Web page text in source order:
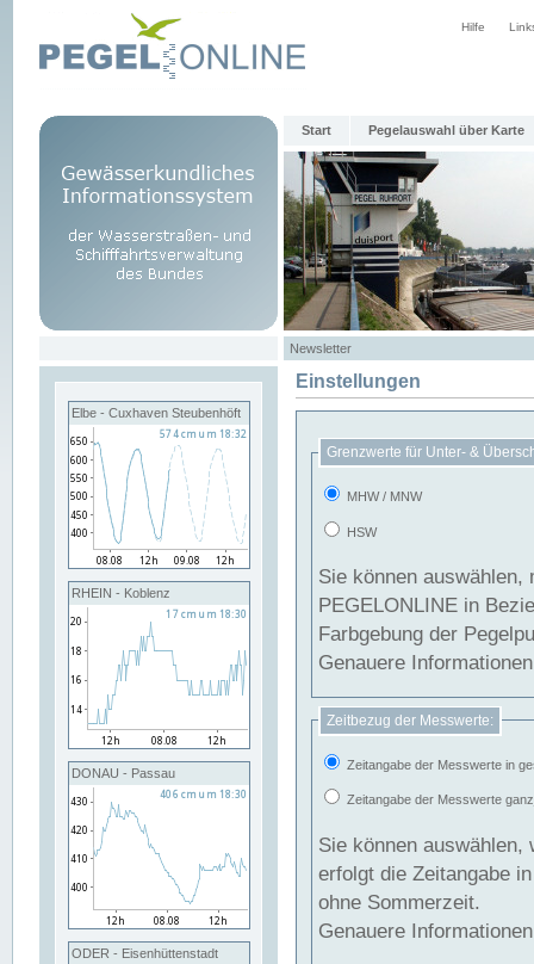
Hilfe
Start Pegelauswahl über Karte
Newsletter
Elbe - Cuxhaven Steubenhöft
RHEIN - Koblenz
DONAU - Passau
ODER - Eisenhüttenstadt
Einstellungen
Grenzwerte für Unter- &
MHW / MNW
HSW
Sie können
PEGELONLINE in Beziehung
Farbgebung der
Genauere
Zeitbezug der Messwerte:
Zeitangabe der Messwerte in
Zeitangabe der Messwerte
Sie können auswählen,
erfolgt die Zeitangabe
ohne Sommerzeit.
Genauere